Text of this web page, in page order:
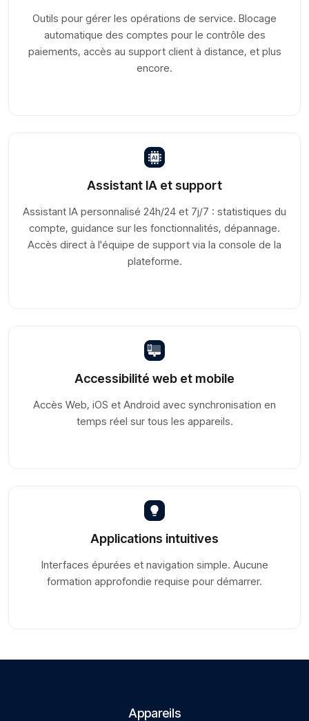
Outils pour gérer les opérations de service. Blocage
automatique des comptes pour le contrôle des
paiements, accès au support client à distance, et plus
encore.
Assistant IA et support
Assistant IA personnalisé 24h/24 et 7j/7 : statistiques du
compte, guidance sur les fonctionnalités, dépannage.
Accès direct à l'équipe de support via la console de la
plateforme.
Accessibilité web et mobile
Accès Web, iOS et Android avec synchronisation en
temps réel sur tous les appareils.
Applications intuitives
Interfaces épurées et navigation simple. Aucune
formation approfondie requise pour démarrer.
Appareils